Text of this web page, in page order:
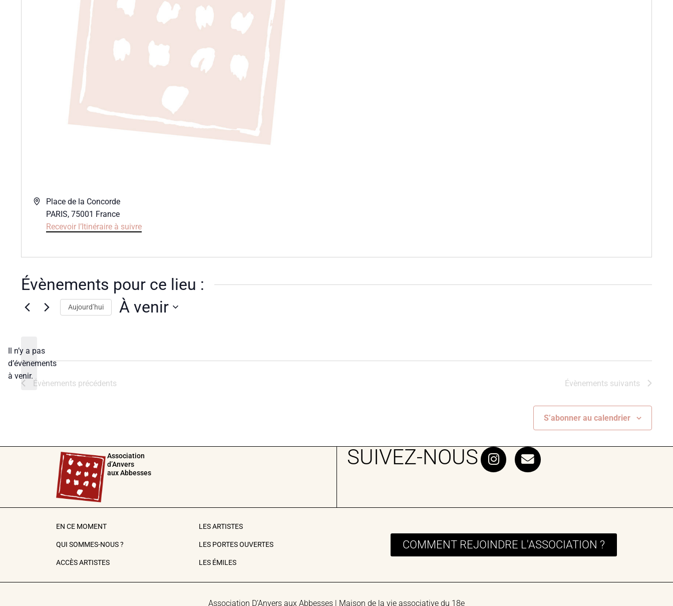
AdressePlace de la Concorde
PARIS, 75001 France
Recevoir l’Itinéraire à suivre
Évènements pour ce lieu :
Notice
Il n’y a pas
d’évènements
à venir.
Aujourd’hui À venir
Évènements précédents Évènements suivants
S’abonner au calendrier
Association
d’Anvers
aux Abbesses
SUIVEZ-NOUS
EN CE MOMENT
QUI SOMMES-NOUS ?
ACCÈS ARTISTES
LES ARTISTES
LES PORTES OUVERTES
LES ÉMILES
COMMENT REJOINDRE L'ASSOCIATION ?
Association D’Anvers aux Abbesses | Maison de la vie associative du 18e